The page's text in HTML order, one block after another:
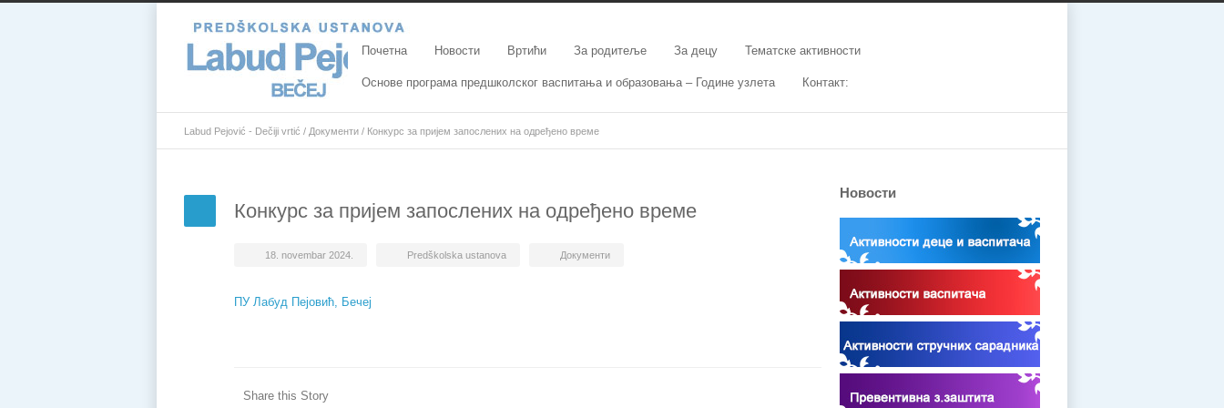
Почетна Новости Вртићи За родитеље За децу Тематске активности
Основе програма предшколског васпитања и образовања – Године узлета Контакт:
Labud Pejović - Dečiji vrtić / Документи / Конкурс за пријем запослених на одређено време
Конкурс за пријем запослених на одређено време
18. novembar 2024. Predškolska ustanova Документи
ПУ Лабуд Пејовић, Бечеј
Share this Story
Новости